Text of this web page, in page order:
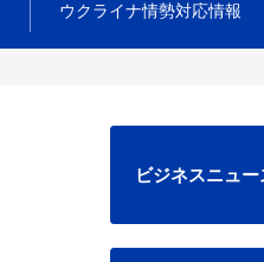
ウクライナ情勢対応情報
ビジネスニュ